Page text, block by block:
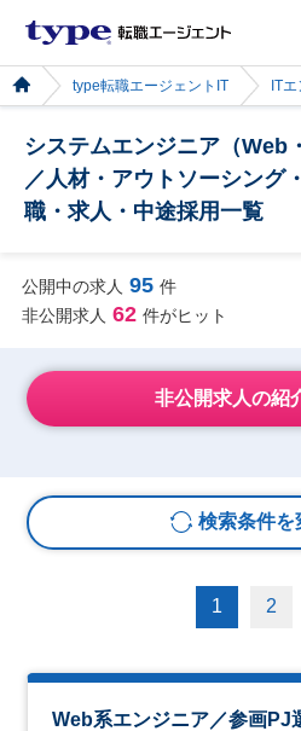
type転職エージェントIT IT
システムエンジニア（Web
／人材・アウトソーシング
職・求人・中途採用一覧
公開中の求人 95 件
非公開求人 62 件がヒット
非公開求人の紹
検索条件を
1 2
Web系エンジニア／参画PJ